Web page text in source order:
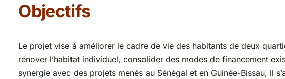
Objectifs
Le projet vise à améliorer le cadre de vie des habitants de deux
rénover l’habitat individuel, consolider des modes de financement
synergie avec des projets menés au Sénégal et en Guinée-Bissau, il